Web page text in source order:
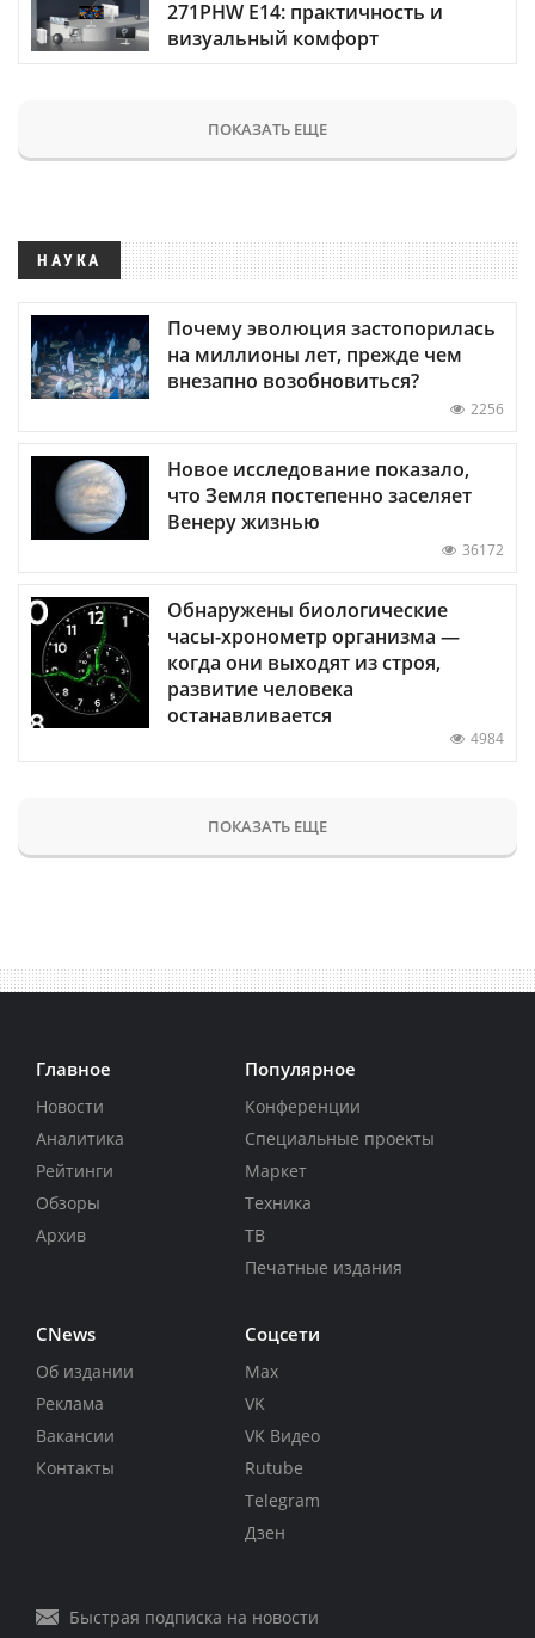
271PHW E14: практичность и
визуальный комфорт
ПОКАЗАТЬ ЕЩЕ
НАУКА
Почему эволюция застопорилась
на миллионы лет, прежде чем
внезапно возобновиться?
2256
Новое исследование показало,
что Земля постепенно заселяет
Венеру жизнью
36172
Обнаружены биологические
часы-хронометр организма —
когда они выходят из строя,
развитие человека
останавливается
4984
ПОКАЗАТЬ ЕЩЕ
Главное
Новости
Аналитика
Рейтинги
Обзоры
Архив
Популярное
Конференции
Специальные проекты
Маркет
Техника
ТВ
Печатные издания
CNews
Об издании
Реклама
Вакансии
Контакты
Соцсети
Max
VK
VK Видео
Rutube
Telegram
Дзен
Быстрая подписка на новости